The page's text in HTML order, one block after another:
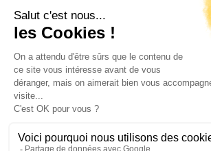
vous envoyer les lettres d'information de la Mairie de
Saint-Aubin-sur-Mer. Vous pouvez à tout moment
utiliser le lien de désabonnement intégré dans la
newsletter. Consultez notre
confidentialitépour en savoir plus.